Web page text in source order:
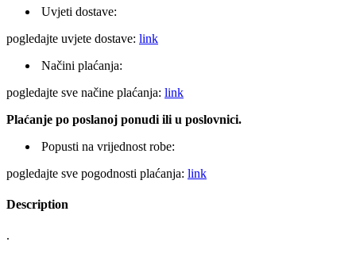
Uvjeti dostave:
pogledajte uvjete dostave: link
Načini plaćanja:
pogledajte sve načine plaćanja: link
Plaćanje po poslanoj ponudi ili u poslovnici.
Popusti na vrijednost robe:
pogledajte sve pogodnosti plaćanja: link
Description
.